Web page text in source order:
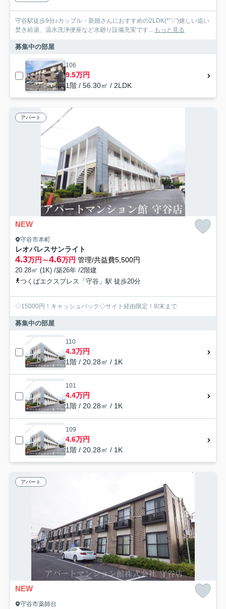
守谷駅徒歩9分♪カップル・新婚さんにおすすめの2LDK(*'▽')嬉しい追い
焚き給湯、温水洗浄便座など水廻り設備充実です... もっと見る
募集中の部屋
106
9.5万円
1階 / 56.30㎡ / 2LDK
アパート
NEW
守谷市本町
レオパレスサンライト
4.3万円～4.6万円 管理/共益費5,500円
20.28㎡ (1K) /築26年 /2階建
つくばエクスプレス「守谷」駅 徒歩20分
◇15000円！キャッシュバック◇サイト経由限定！8/末まで
募集中の部屋
110
4.3万円
1階 / 20.28㎡ / 1K
101
4.4万円
1階 / 20.28㎡ / 1K
109
4.6万円
1階 / 20.28㎡ / 1K
アパート
NEW
守谷市薬師台